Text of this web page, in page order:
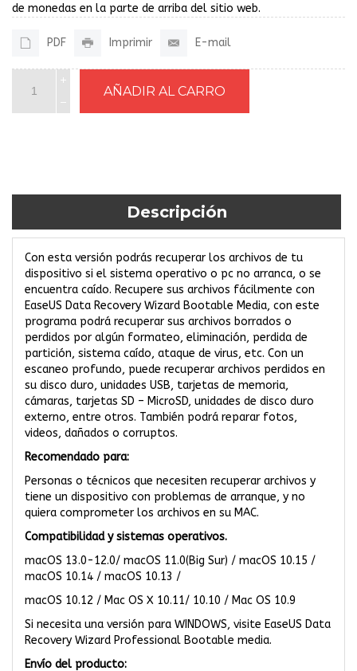
de monedas en la parte de arriba del sitio web.
PDF Imprimir E-mail
Descripción
Con esta versión podrás recuperar los archivos de tu
dispositivo si el sistema operativo o pc no arranca, o se
encuentra caído. Recupere sus archivos fácilmente con
EaseUS Data Recovery Wizard Bootable Media, con este
programa podrá recuperar sus archivos borrados o
perdidos por algún formateo, eliminación, perdida de
partición, sistema caído, ataque de virus, etc. Con un
escaneo profundo, puede recuperar archivos perdidos en
su disco duro, unidades USB, tarjetas de memoria,
cámaras, tarjetas SD – MicroSD, unidades de disco duro
externo, entre otros. También podrá reparar fotos,
videos, dañados o corruptos.
Recomendado para:
Personas o técnicos que necesiten recuperar archivos y
tiene un dispositivo con problemas de arranque, y no
quiera comprometer los archivos en su MAC.
Compatibilidad y sistemas operativos.
macOS 13.0-12.0/ macOS 11.0(Big Sur) / macOS 10.15 /
macOS 10.14 / macOS 10.13 /
macOS 10.12 / Mac OS X 10.11/ 10.10 / Mac OS 10.9
Si necesita una versión para WINDOWS, visite EaseUS Data
Recovery Wizard Professional Bootable media.
Envío del producto: